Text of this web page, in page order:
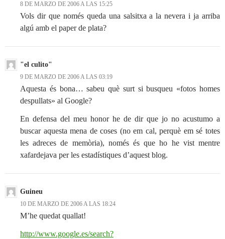
8 DE MARZO DE 2006 A LAS 15:25
Vols dir que només queda una salsitxa a la nevera i ja arriba
algú amb el paper de plata?
"el culito"
9 DE MARZO DE 2006 A LAS 03:19
Aquesta és bona… sabeu què surt si busqueu «fotos homes
despullats» al Google?
En defensa del meu honor he de dir que jo no acustumo a
buscar aquesta mena de coses (no em cal, perquè em sé totes
les adreces de memòria), només és que ho he vist mentre
xafardejava per les estadístiques d’aquest blog.
Guineu
10 DE MARZO DE 2006 A LAS 18:24
M’he quedat quallat!
http://www.google.es/search?